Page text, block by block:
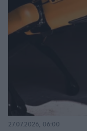
27.07.2026, 06:00